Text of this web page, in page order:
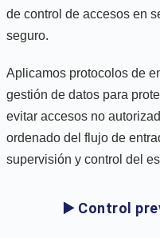
de control de accesos en
seguro.
Aplicamos protocolos de
gestión de datos para
evitar accesos no
ordenado del flujo de
supervisión y control del
▶️ Control